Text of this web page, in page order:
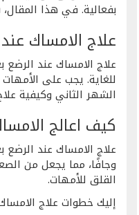
بفعالية. في هذا
علاج الامساك
علاج الامساك عند
للغاية. يجب على
الشهر الثاني وكيفية
كيف اعالج
علاج الامساك عند
وجافًا، مما يجعل من
القلق للأمهات.
إليك خطوات علاج